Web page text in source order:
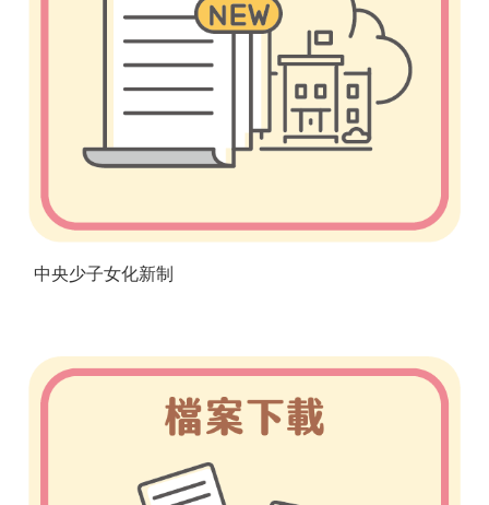
中央少子女化新制